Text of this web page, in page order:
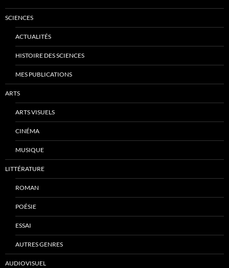
SCIENCES
ACTUALITÉS
HISTOIRE DES SCIENCES
MES PUBLICATIONS
ARTS
ARTS VISUELS
CINÉMA
MUSIQUE
LITTÉRATURE
ROMAN
POÉSIE
ESSAI
AUTRES GENRES
AUDIOVISUEL